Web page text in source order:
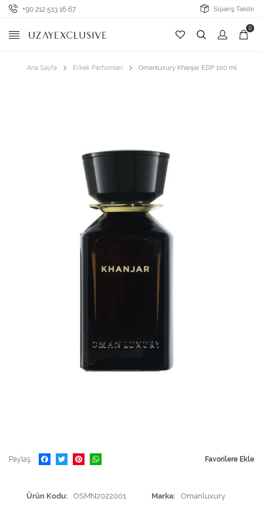
+90 212 513 16 67 Sipariş Takibi
0
Ana Sayfa Erkek Parfümleri Omanluxury Khanjar EDP 100 ml
Paylaş Favorilere Ekle
Ürün Kodu OSMN2022001 Marka Omanluxury